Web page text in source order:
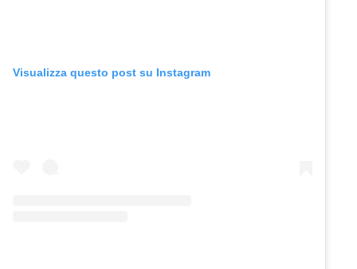
Visualizza questo post su Instagram